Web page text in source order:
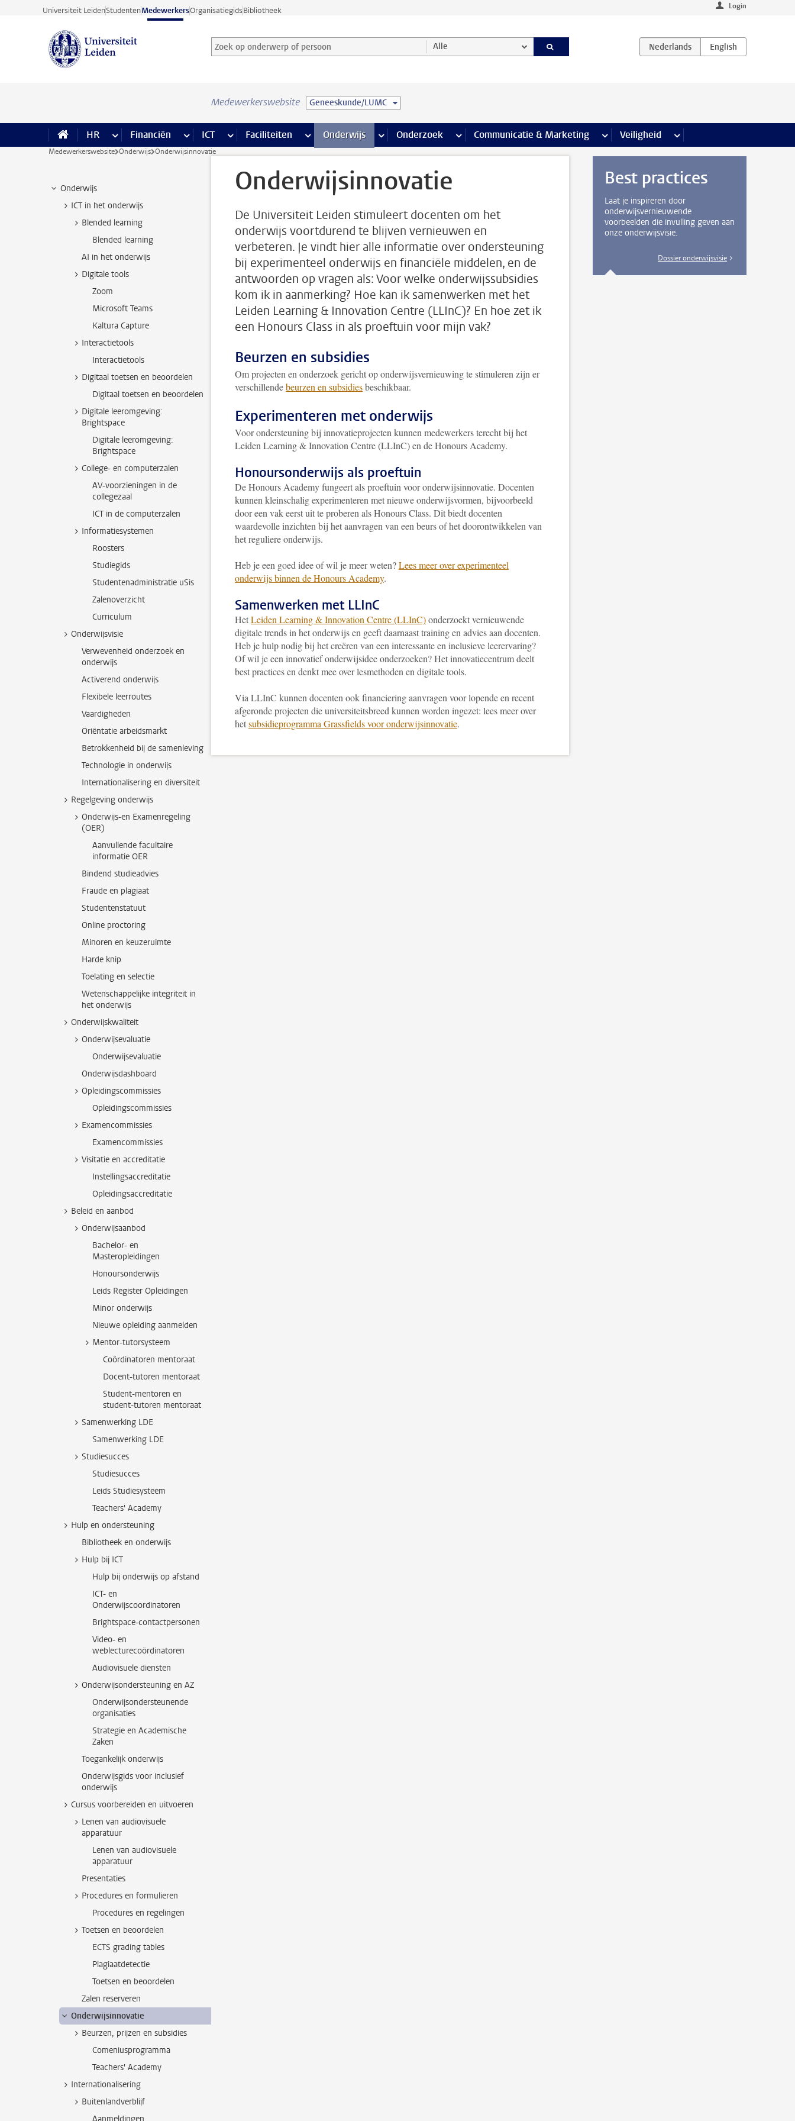
Ga direct naar de inhoud
Universiteit LeidenStudentenMedewerkersOrganisatiegidsBibliotheek Login
Zoek op onderwerp of persoon en selecteer categorie
Zoekterm Alle
Medewerkerswebsite Geneeskunde/LUMC
HR meer HR pagina’s
Financiën meer Financiën pagina’s
ICT meer ICT pagina’s
Faciliteiten meer Faciliteiten pagina’s
Onderwijs meer Onderwijs pagina’s
Onderzoek meer Onderzoek pagina’s
Communicatie & Marketing meer Communicatie & Marketing pagina’s
Veiligheid meer Veiligheid pagina’s
Medewerkerswebsite Onderwijs Onderwijsinnovatie
Onderwijs
ICT in het onderwijs
Blended learning
Blended learning
AI in het onderwijs
Digitale tools
Zoom
Microsoft Teams
Kaltura Capture
Interactietools
Interactietools
Digitaal toetsen en beoordelen
Digitaal toetsen en beoordelen
Digitale leeromgeving:
Brightspace
Digitale leeromgeving:
Brightspace
College- en computerzalen
AV-voorzieningen in de
collegezaal
ICT in de computerzalen
Informatiesystemen
Roosters
Studiegids
Studentenadministratie uSis
Zalenoverzicht
Curriculum
Onderwijsvisie
Verwevenheid onderzoek en
onderwijs
Activerend onderwijs
Flexibele leerroutes
Vaardigheden
Oriëntatie arbeidsmarkt
Betrokkenheid bij de samenleving
Technologie in onderwijs
Internationalisering en diversiteit
Regelgeving onderwijs
Onderwijs-en Examenregeling
(OER)
Aanvullende facultaire
informatie OER
Bindend studieadvies
Fraude en plagiaat
Studentenstatuut
Online proctoring
Minoren en keuzeruimte
Harde knip
Toelating en selectie
Wetenschappelijke integriteit in
het onderwijs
Onderwijskwaliteit
Onderwijsevaluatie
Onderwijsevaluatie
Onderwijsdashboard
Opleidingscommissies
Opleidingscommissies
Examencommissies
Examencommissies
Visitatie en accreditatie
Instellingsaccreditatie
Opleidingsaccreditatie
Beleid en aanbod
Onderwijsaanbod
Bachelor- en
Masteropleidingen
Honoursonderwijs
Leids Register Opleidingen
Minor onderwijs
Nieuwe opleiding aanmelden
Mentor-tutorsysteem
Coördinatoren mentoraat
Docent-tutoren mentoraat
Student-mentoren en
student-tutoren mentoraat
Samenwerking LDE
Samenwerking LDE
Studiesucces
Studiesucces
Leids Studiesysteem
Teachers' Academy
Hulp en ondersteuning
Bibliotheek en onderwijs
Hulp bij ICT
Hulp bij onderwijs op afstand
ICT- en
Onderwijscoordinatoren
Brightspace-contactpersonen
Video- en
weblecturecoördinatoren
Audiovisuele diensten
Onderwijsondersteuning en AZ
Onderwijsondersteunende
organisaties
Strategie en Academische
Zaken
Toegankelijk onderwijs
Onderwijsgids voor inclusief
onderwijs
Cursus voorbereiden en uitvoeren
Lenen van audiovisuele
apparatuur
Lenen van audiovisuele
apparatuur
Presentaties
Procedures en formulieren
Procedures en regelingen
Toetsen en beoordelen
ECTS grading tables
Plagiaatdetectie
Toetsen en beoordelen
Zalen reserveren
Onderwijsinnovatie
Beurzen, prijzen en subsidies
Comeniusprogramma
Teachers' Academy
Internationalisering
Buitenlandverblijf
Onderwijsinnovatie
De Universiteit Leiden stimuleert docenten om het
onderwijs voortdurend te blijven vernieuwen en
verbeteren. Je vindt hier alle informatie over ondersteuning
bij experimenteel onderwijs en financiële middelen, en de
antwoorden op vragen als: Voor welke onderwijssubsidies
kom ik in aanmerking? Hoe kan ik samenwerken met het
Leiden Learning & Innovation Centre (LLInC)? En hoe zet ik
een Honours Class in als proeftuin voor mijn vak?
Beurzen en subsidies
Om projecten en onderzoek gericht op onderwijsvernieuwing te stimuleren zijn er
verschillendebeurzen en subsidiesbeschikbaar.
Experimenteren met onderwijs
Voor ondersteuning bij innovatieprojecten kunnen medewerkers terecht bij het
Leiden Learning & Innovation Centre (LLInC) en de Honours Academy.
Honoursonderwijs als proeftuin
De Honours Academy fungeert als proeftuin voor onderwijsinnovatie. Docenten
kunnen kleinschalig experimenteren met nieuwe onderwijsvormen, bijvoorbeeld
door een vak eerst uit te proberen als Honours Class. Dit biedt docenten
waardevolle inzichten bij het aanvragen van een beurs of het doorontwikkelen van
het reguliere onderwijs.
Heb je een goed idee of wil je meer weten?Lees meer over experimenteel
onderwijs binnen de Honours Academy.
Samenwerken met LLInC
HetLeiden Learning & Innovation Centre (LLInC)onderzoekt vernieuwende
digitale trends in het onderwijs en geeft daarnaast training en advies aan docenten.
Heb je hulp nodig bij het creëren van een interessante en inclusieve leerervaring?
Of wil je een innovatief onderwijsidee onderzoeken? Het innovatiecentrum deelt
best practices en denkt mee over lesmethoden en digitale tools.
Via LLInC kunnen docenten ook financiering aanvragen voor lopende en recent
afgeronde projecten die universiteitsbreed kunnen worden ingezet: lees meer over
hetsubsidieprogramma Grassfields voor onderwijsinnovatie.
Best practices
Laat je inspireren door
onderwijsvernieuwende
voorbeelden die invulling geven aan
onze onderwijsvisie.
Dossier onderwijsvisie